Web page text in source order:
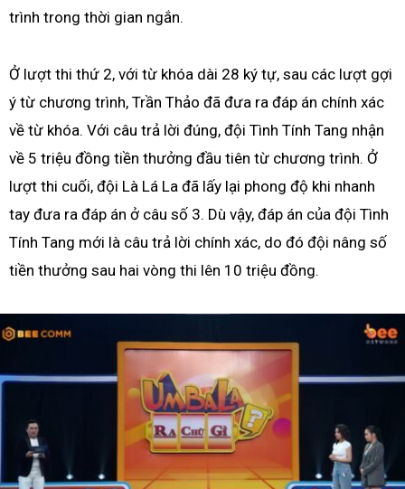
trình trong thời gian ngắn.
Ở lượt thi thứ 2, với từ khóa dài 28 ký tự, sau các lượt gợi
ý từ chương trình, Trần Thảo đã đưa ra đáp án chính xác
về từ khóa. Với câu trả lời đúng, đội Tình Tính Tang nhận
về 5 triệu đồng tiền thưởng đầu tiên từ chương trình. Ở
lượt thi cuối, đội Là Lá La đã lấy lại phong độ khi nhanh
tay đưa ra đáp án ở câu số 3. Dù vậy, đáp án của đội Tình
Tính Tang mới là câu trả lời chính xác, do đó đội nâng số
tiền thưởng sau hai vòng thi lên 10 triệu đồng.